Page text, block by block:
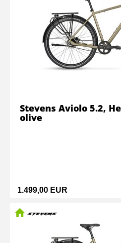
1.499,00 EUR
Stevens Aviolo 5.2,
olive